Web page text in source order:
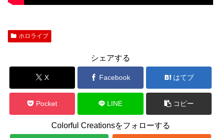
ホロライブ
シェアする
X Facebook はてブ
Pocket LINE コピー
Colorful Creationsをフォローする